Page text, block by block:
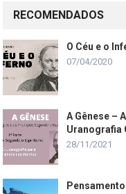
RECOMENDADOS
O Céu e o
07/04/2020
A Gênese –
Uranografia
28/11/2021